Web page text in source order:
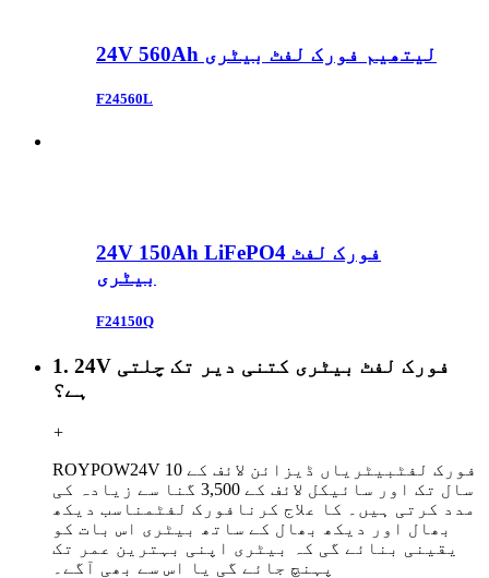
24V 560Ah لیتھیم فورک لفٹ بیٹری
F24560L
24V 150Ah LiFePO4 فورک لفٹ
بیٹری
F24150Q
1. 24V فورک لفٹ بیٹری کتنی دیر تک چلتی
ہے؟
+
ROYPOW
24V فورک لفٹ
بیٹریاں ڈیزائن لائف کے 10
سال تک اور سائیکل لائف کے 3,500 گنا سے زیادہ کی
مدد کرتی ہیں۔ کا علاج کرنا فورک لفٹ مناسب دیکھ
بھال اور دیکھ بھال کے ساتھ بیٹری اس بات کو
یقینی بنائے گی کہ بیٹری اپنی بہترین عمر تک
پہنچ جائے گی یا اس سے بھی آگے۔